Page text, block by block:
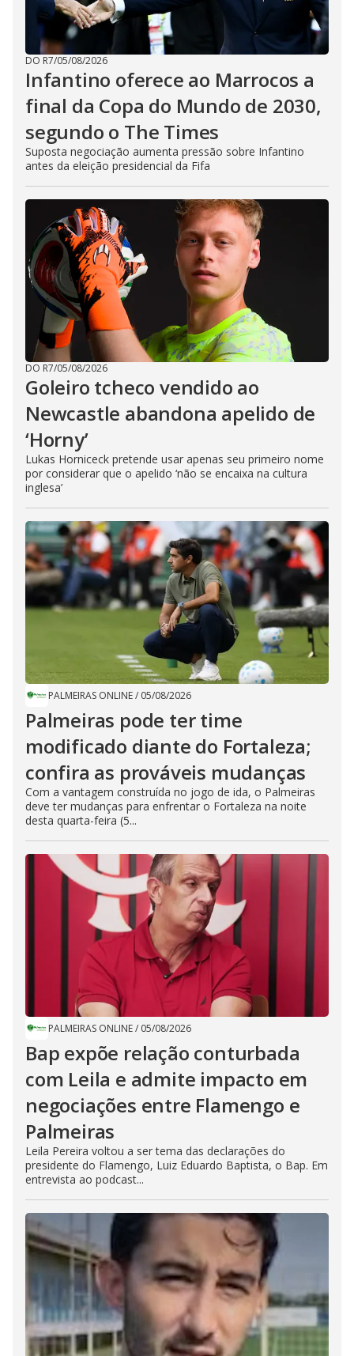
DO R7/05/08/2026
Infantino oferece ao Marrocos a
final da Copa do Mundo de 2030,
segundo o The Times
Suposta negociação aumenta pressão sobre Infantino
antes da eleição presidencial da Fifa
DO R7/05/08/2026
Goleiro tcheco vendido ao
Newcastle abandona apelido de
‘Horny’
Lukas Horniceck pretende usar apenas seu primeiro nome
por considerar que o apelido ‘não se encaixa na cultura
inglesa’
PALMEIRAS ONLINE/ 05/08/2026
Palmeiras pode ter time
modificado diante do Fortaleza;
confira as prováveis mudanças
Com a vantagem construída no jogo de ida, o Palmeiras
deve ter mudanças para enfrentar o Fortaleza na noite
desta quarta-feira (5...
PALMEIRAS ONLINE/ 05/08/2026
Bap expõe relação conturbada
com Leila e admite impacto em
negociações entre Flamengo e
Palmeiras
Leila Pereira voltou a ser tema das declarações do
presidente do Flamengo, Luiz Eduardo Baptista, o Bap. Em
entrevista ao podcast...